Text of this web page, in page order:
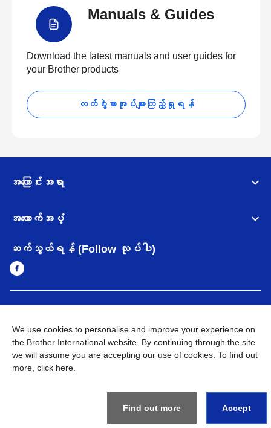
Manuals & Guides
Download the latest manuals and user guides for
your Brother products
လက်စွဲစာအုပ်များကြည့်ရှုရန်
အကြောင်းအရာ
အထောက်အပံ့
ဆက်သွယ်ရန် (Follow လုပ်ပါ)
အချက်အလက်မူဝါဒ အသုံးပြုမူဝါဒ
သုံးစွဲရန် ဝက်ဆိုဒ်အညွှန်း
Brother Global ဝက်ဆိုဒ်သို့သွားရန်
We use cookies to personalise and improve your experience on
the Brother International website. By continuing through the site
we will assume you are accepting our use of cookies. To find out
more, click here
Find out more Accept